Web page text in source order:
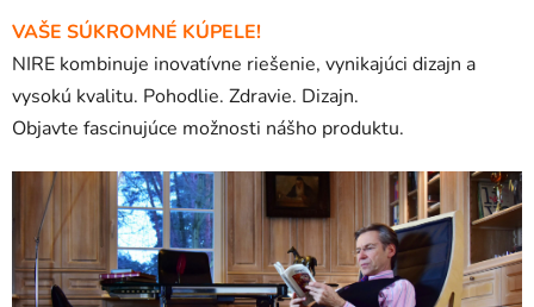
VAŠE SÚKROMNÉ KÚPELE!
NIRE kombinuje inovatívne riešenie, vynikajúci dizajn a
vysokú kvalitu. Pohodlie. Zdravie. Dizajn.
Objavte fascinujúce možnosti nášho produktu.